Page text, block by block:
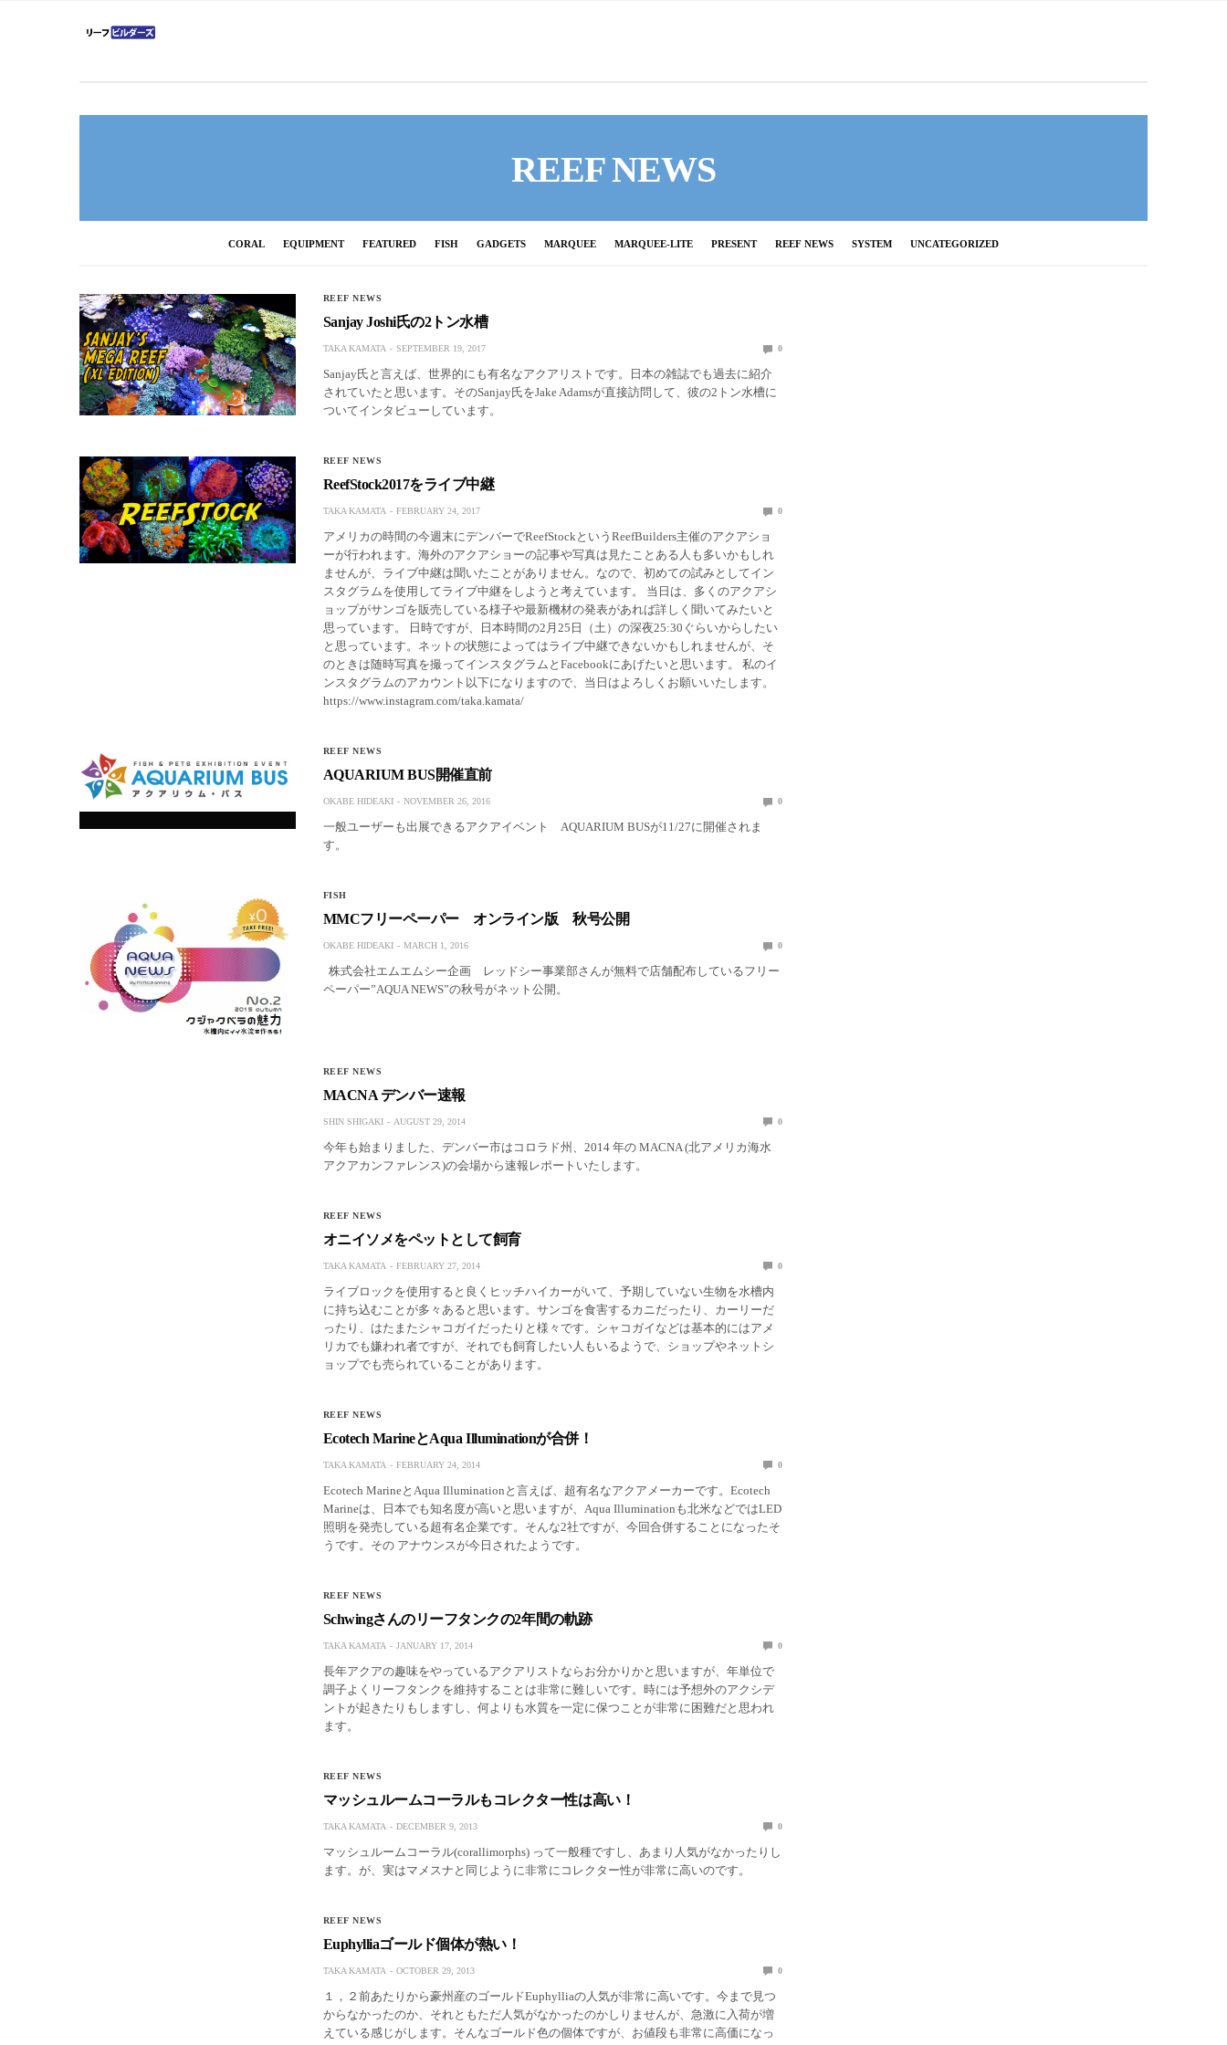
REEF NEWS
CORAL EQUIPMENT FEATURED FISH GADGETS MARQUEE MARQUEE-LITE PRESENT REEF NEWS SYSTEM UNCATEGORIZED
REEF NEWS
Sanjay Joshi氏の2トン水槽
TAKA KAMATA SEPTEMBER 19, 2017 0
Sanjay氏と言えば、世界的にも有名なアクアリストです。日本の雑誌でも過去に紹介
されていたと思います。そのSanjay氏をJake Adamsが直接訪問して、彼の2トン水槽に
ついてインタビューしています。
REEF NEWS
ReefStock2017をライブ中継
TAKA KAMATA FEBRUARY 24, 2017 0
アメリカの時間の今週末にデンバーでReefStockというReefBuilders主催のアクアショ
ーが行われます。海外のアクアショーの記事や写真は見たことある人も多いかもしれ
ませんが、ライブ中継は聞いたことがありません。なので、初めての試みとしてイン
スタグラムを使用してライブ中継をしようと考えています。 当日は、多くのアクアシ
ョップがサンゴを販売している様子や最新機材の発表があれば詳しく聞いてみたいと
思っています。 日時ですが、日本時間の2月25日（土）の深夜25:30ぐらいからしたい
と思っています。ネットの状態によってはライブ中継できないかもしれませんが、そ
のときは随時写真を撮ってインスタグラムとFacebookにあげたいと思います。 私のイ
ンスタグラムのアカウント以下になりますので、当日はよろしくお願いいたします。
https://www.instagram.com/taka.kamata/
REEF NEWS
AQUARIUM BUS開催直前
OKABE HIDEAKI NOVEMBER 26, 2016 0
一般ユーザーも出展できるアクアイベント AQUARIUM BUSが11/27に開催されま
す。
FISH
MMCフリーペーパー オンライン版 秋号公開
OKABE HIDEAKI MARCH 1, 2016 0
株式会社エムエムシー企画 レッドシー事業部さんが無料で店舗配布しているフリー
ペーパー”AQUA NEWS”の秋号がネット公開。
REEF NEWS
MACNA デンバー速報
SHIN SHIGAKI AUGUST 29, 2014 0
今年も始まりました、デンバー市はコロラド州、2014 年の MACNA (北アメリカ海水
アクアカンファレンス)の会場から速報レポートいたします。
REEF NEWS
オニイソメをペットとして飼育
TAKA KAMATA FEBRUARY 27, 2014 0
ライブロックを使用すると良くヒッチハイカーがいて、予期していない生物を水槽内
に持ち込むことが多々あると思います。サンゴを食害するカニだったり、カーリーだ
ったり、はたまたシャコガイだったりと様々です。シャコガイなどは基本的にはアメ
リカでも嫌われ者ですが、それでも飼育したい人もいるようで、ショップやネットシ
ョップでも売られていることがあります。
REEF NEWS
Ecotech MarineとAqua Illuminationが合併！
TAKA KAMATA FEBRUARY 24, 2014 0
Ecotech MarineとAqua Illuminationと言えば、超有名なアクアメーカーです。Ecotech
Marineは、日本でも知名度が高いと思いますが、Aqua Illuminationも北米などではLED
照明を発売している超有名企業です。そんな2社ですが、今回合併することになったそ
うです。その アナウンスが今日されたようです。
REEF NEWS
Schwingさんのリーフタンクの2年間の軌跡
TAKA KAMATA JANUARY 17, 2014 0
長年アクアの趣味をやっているアクアリストならお分かりかと思いますが、年単位で
調子よくリーフタンクを維持することは非常に難しいです。時には予想外のアクシデ
ントが起きたりもしますし、何よりも水質を一定に保つことが非常に困難だと思われ
ます。
REEF NEWS
マッシュルームコーラルもコレクター性は高い！
TAKA KAMATA DECEMBER 9, 2013 0
マッシュルームコーラル(corallimorphs) って一般種ですし、あまり人気がなかったりし
ます。が、実はマメスナと同じように非常にコレクター性が非常に高いのです。
REEF NEWS
Euphylliaゴールド個体が熱い！
TAKA KAMATA OCTOBER 29, 2013 0
１，２前あたりから豪州産のゴールドEuphylliaの人気が非常に高いです。今まで見つ
からなかったのか、それともただ人気がなかったのかしりませんが、急激に入荷が増
えている感じがします。そんなゴールド色の個体ですが、お値段も非常に高価になっ